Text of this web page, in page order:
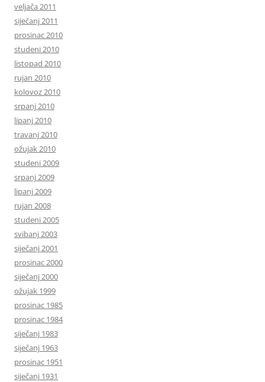
veljača 2011
siječanj 2011
prosinac 2010
studeni 2010
listopad 2010
rujan 2010
kolovoz 2010
srpanj 2010
lipanj 2010
travanj 2010
ožujak 2010
studeni 2009
srpanj 2009
lipanj 2009
rujan 2008
studeni 2005
svibanj 2003
siječanj 2001
prosinac 2000
siječanj 2000
ožujak 1999
prosinac 1985
prosinac 1984
siječanj 1983
siječanj 1963
prosinac 1951
siječanj 1931